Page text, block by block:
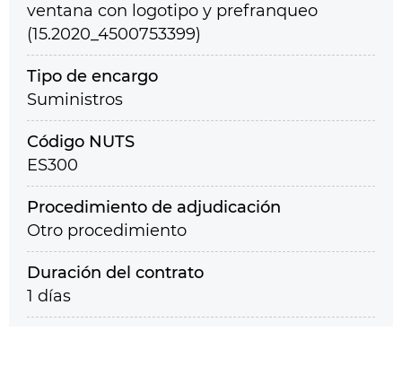
ventana con logotipo y prefranqueo
(15.2020_4500753399)
Tipo de encargo
Suministros
Código NUTS
ES300
Procedimiento de adjudicación
Otro procedimiento
Duración del contrato
1 días